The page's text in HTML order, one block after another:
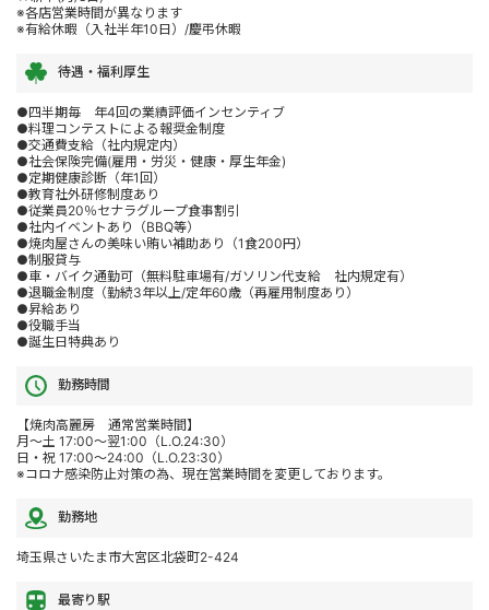
※各店営業時間が異なります
※有給休暇（入社半年10日）/慶弔休暇
待遇・福利厚生
●四半期毎 年4回の業績評価インセンティブ
●料理コンテストによる報奨金制度
●交通費支給（社内規定内）
●社会保険完備(雇用・労災・健康・厚生年金)
●定期健康診断（年1回）
●教育社外研修制度あり
●従業員20％セナラグループ食事割引
●社内イベントあり（BBQ等）
●焼肉屋さんの美味い賄い補助あり（1食200円）
●制服貸与
●車・バイク通勤可（無料駐車場有/ガソリン代支給 社内規定有）
●退職金制度（勤続3年以上/定年60歳（再雇用制度あり）
●昇給あり
●役職手当
●誕生日特典あり
勤務時間
【焼肉高麗房 通常営業時間】
月～土 17:00～翌1:00（L.O.24:30）
日・祝 17:00～24:00（L.O.23:30）
※コロナ感染防止対策の為、現在営業時間を変更しております。
勤務地
埼玉県さいたま市大宮区北袋町2-424
最寄り駅